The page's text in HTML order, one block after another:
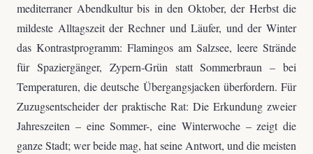
mediterraner Abendkultur bis in den Oktober, der Herbst die
mildeste Alltagszeit der Rechner und Läufer, und der Winter
das Kontrastprogramm: Flamingos am Salzsee, leere Strände
für Spaziergänger, Zypern-Grün statt Sommerbraun – bei
Temperaturen, die deutsche Übergangsjacken überfordern. Für
Zuzugsentscheider der praktische Rat: Die Erkundung zweier
Jahreszeiten – eine Sommer-, eine Winterwoche – zeigt die
ganze Stadt; wer beide mag, hat seine Antwort, und die meisten